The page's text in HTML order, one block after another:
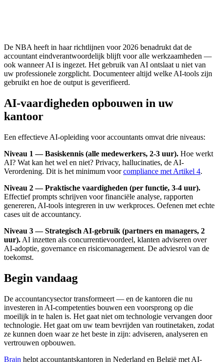
De NBA heeft in haar richtlijnen voor 2026 benadrukt dat de
accountant eindverantwoordelijk blijft voor alle werkzaamheden —
ook wanneer AI is ingezet. Het gebruik van AI ontslaat u niet van
uw professionele zorgplicht. Documenteer altijd welke AI-tools zijn
gebruikt en hoe de output is geverifieerd.
AI-vaardigheden opbouwen in uw
kantoor
Een effectieve AI-opleiding voor accountants omvat drie niveaus:
Niveau 1 — Basiskennis (alle medewerkers, 2-3 uur). Hoe werkt
AI? Wat kan het wel en niet? Privacy, hallucinaties, de AI-
Verordening. Dit is het minimum voorcompliance met Artikel 4.
Niveau 2 — Praktische vaardigheden (per functie, 3-4 uur).
Effectief prompts schrijven voor financiële analyse, rapporten
genereren, AI-tools integreren in uw werkproces. Oefenen met echte
cases uit de accountancy.
Niveau 3 — Strategisch AI-gebruik (partners en managers, 2
uur). AI inzetten als concurrentievoordeel, klanten adviseren over
AI-adoptie, governance en risicomanagement. De adviesrol van de
toekomst.
Begin vandaag
De accountancysector transformeert — en de kantoren die nu
investeren in AI-competenties bouwen een voorsprong op die
moeilijk in te halen is. Het gaat niet om technologie vervangen door
technologie. Het gaat om uw team bevrijden van routinetaken, zodat
ze kunnen doen waar ze het beste in zijn: adviseren, analyseren en
vertrouwen opbouwen.
Brain helpt accountantskantoren in Nederland en België met AI-